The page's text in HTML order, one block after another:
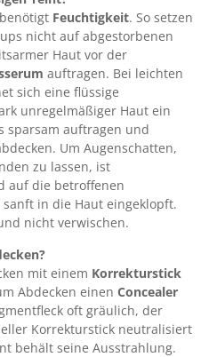
Feuchtigkeit. So setzen
nicht auf abgestorbenen
Haut vor der
auftragen. Bei leichten
sich eine flüssige
unregelmäßiger Haut ein
sparsam auftragen und
Um Augenschatten,
zu lassen, ist
auf die betroffenen
in die Haut eingeklopft.
nicht verwischen.
mit einem Korrekturstick
Abdecken einen Concealer
oft gräulich, der
Korrekturstick neutralisiert
behält seine Ausstrahlung.